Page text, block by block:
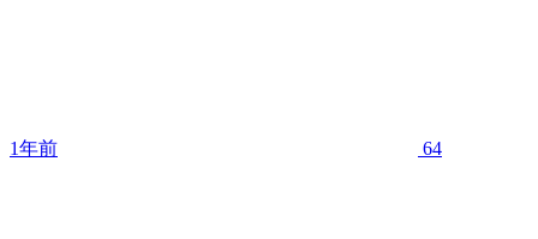
1年前 64